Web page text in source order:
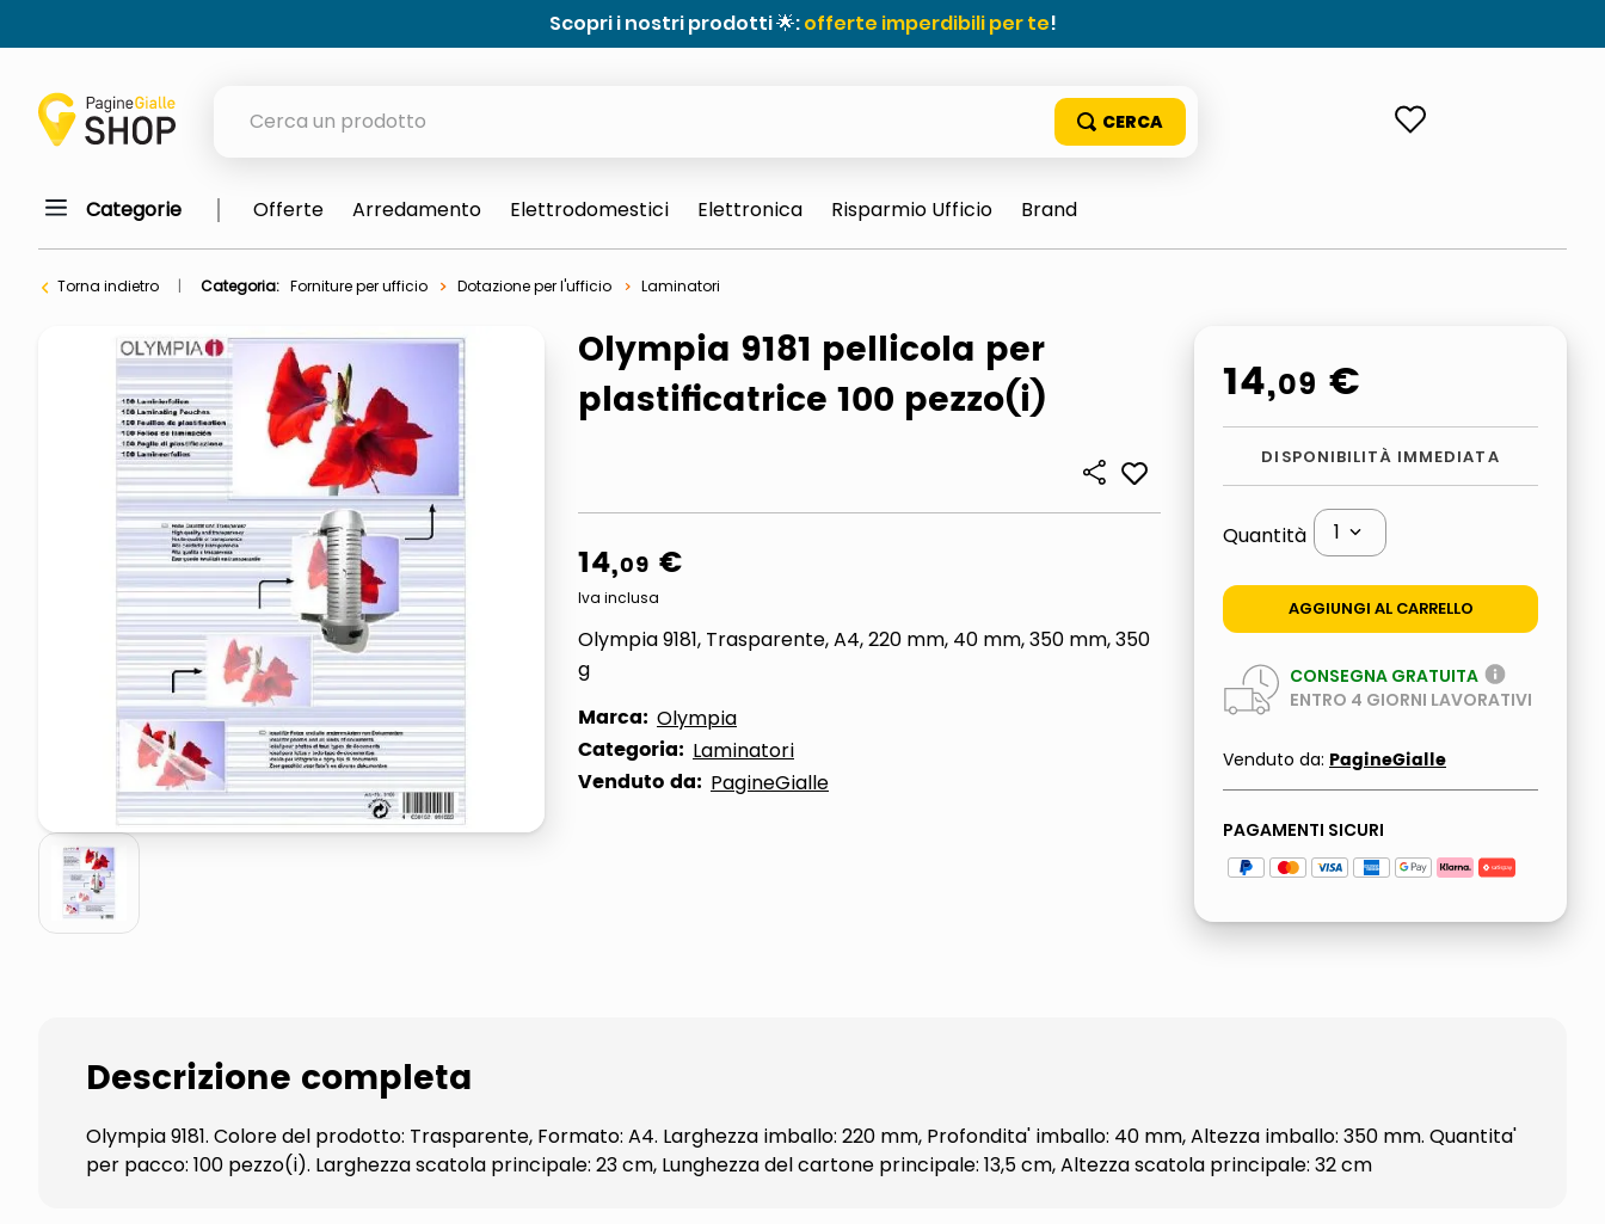
Scopri i nostri prodotti 🌟:offerte imperdibili per te!
meme
ombrelloni
lucidatrice pavimenti
astuccio oxford
italia independent occhiali sole 0703 thin rotondo sun
airpods
pattumiera raccolta differenziata
asciuga capelli spazzola
Categorie Offerte Arredamento Elettrodomestici Elettronica Risparmio Ufficio Brand
Torna indietro Categoria: Forniture per ufficio Dotazione per l'ufficio Laminatori
Olympia 9181 pellicola per
plastificatrice 100 pezzo(i)
14,09 €
Iva inclusa
Olympia 9181, Trasparente, A4, 220 mm, 40 mm, 350 mm, 350
g
Marca: Olympia
Categoria: Laminatori
Venduto da: PagineGialle
14,09 €
DISPONIBILITÀ IMMEDIATA
Quantità 1
AGGIUNGI AL CARRELLO
CONSEGNA GRATUITA
ENTRO 4 GIORNI LAVORATIVI
Venduto da: PagineGialle
PAGAMENTI SICURI
Descrizione completa
Olympia 9181. Colore del prodotto: Trasparente, Formato: A4. Larghezza imballo: 220 mm, Profondita' imballo: 40 mm, Altezza imballo: 350 mm. Quantita'
per pacco: 100 pezzo(i). Larghezza scatola principale: 23 cm, Lunghezza del cartone principale: 13,5 cm, Altezza scatola principale: 32 cm